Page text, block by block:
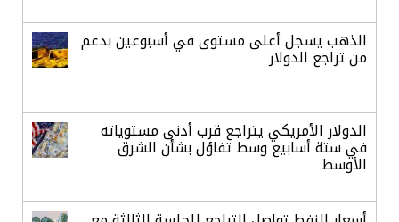
الذهب يسجل أعلى مستوى في أسبوعين بدعم
من تراجع الدولار
الدولار الأمريكي يتراجع قرب أدنى مستوياته
في ستة أسابيع وسط تفاؤل بشأن الشرق
الأوسط